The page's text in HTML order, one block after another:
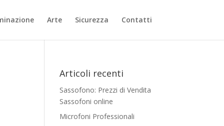
Arte Sicurezza Contatti
Articoli recenti
Sassofono: Prezzi di Vendita
Sassofoni online
Microfoni Professionali